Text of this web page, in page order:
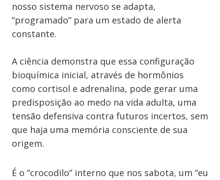
nosso sistema nervoso se adapta,
“programado” para um estado de alerta
constante.
A ciência demonstra que essa configuração
bioquímica inicial, através de hormônios
como cortisol e adrenalina, pode gerar uma
predisposição ao medo na vida adulta, uma
tensão defensiva contra futuros incertos, sem
que haja uma memória consciente de sua
origem.
É o “crocodilo” interno que nos sabota, um “eu